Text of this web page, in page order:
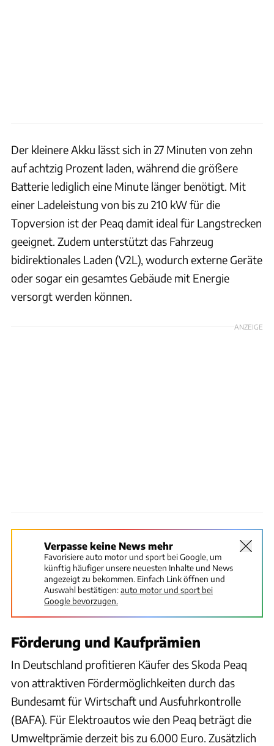
Der kleinere Akku lässt sich in 27 Minuten von zehn
auf achtzig Prozent laden, während die größere
Batterie lediglich eine Minute länger benötigt. Mit
einer Ladeleistung von bis zu 210 kW für die
Topversion ist der Peaq damit ideal für Langstrecken
geeignet. Zudem unterstützt das Fahrzeug
bidirektionales Laden (V2L), wodurch externe Geräte
oder sogar ein gesamtes Gebäude mit Energie
versorgt werden können.
ANZEIGE
Verpasse keine News mehr
Favorisiere auto motor und sport bei Google, um
künftig häufiger unsere neuesten Inhalte und News
angezeigt zu bekommen. Einfach Link öffnen und
Auswahl bestätigen:auto motor und sport bei
Google bevorzugen.
Förderung und Kaufprämien
In Deutschland profitieren Käufer des Skoda Peaq
von attraktiven Fördermöglichkeiten durch das
Bundesamt für Wirtschaft und Ausfuhrkontrolle
(BAFA). Für Elektroautos wie den Peaq beträgt die
Umweltprämie derzeit bis zu 6.000 Euro. Zusätzlich